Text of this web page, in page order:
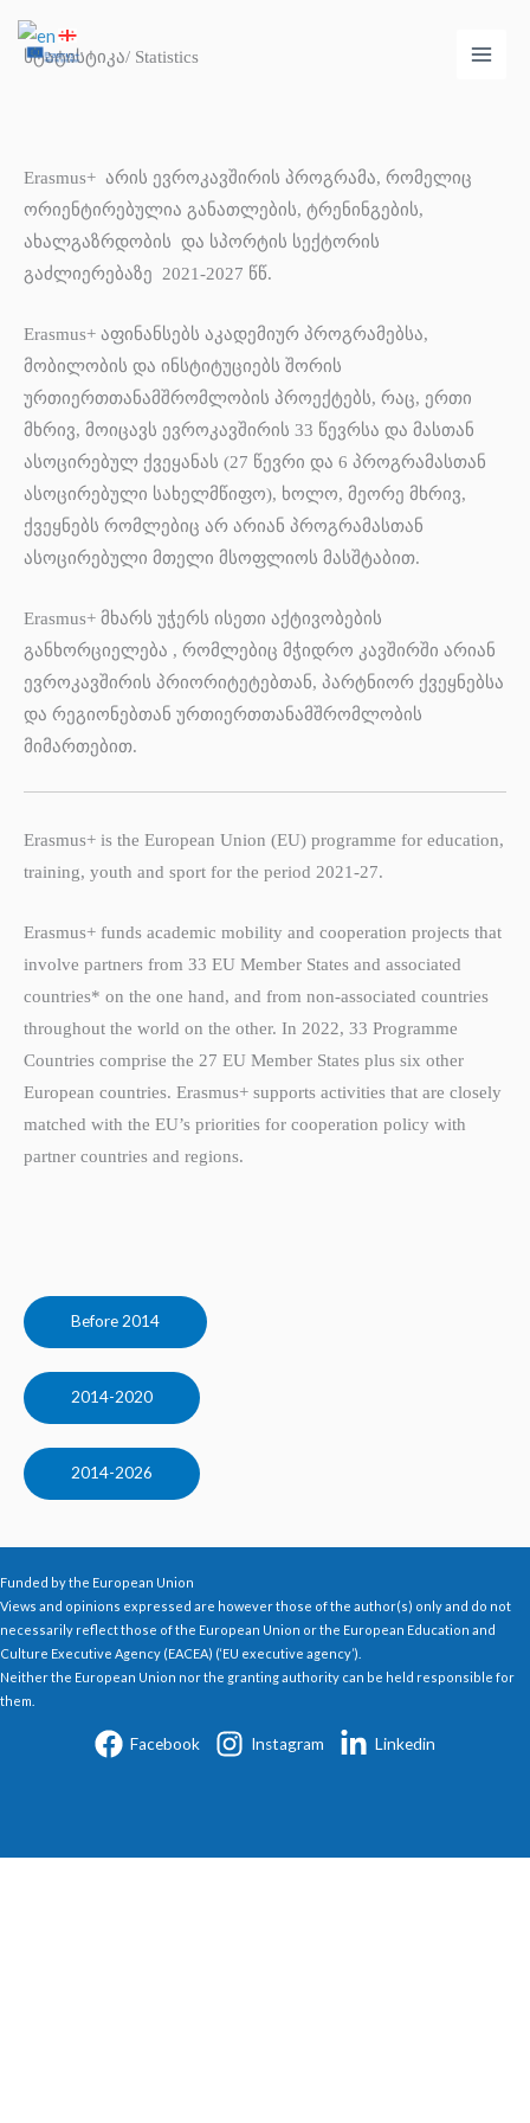
სტატისტიკა/ Statistics
Erasmus+ არის ევროკავშირის პროგრამა, რომელიც
ორიენტირებულია განათლების, ტრენინგების,
ახალგაზრდობის და სპორტის სექტორის
გაძლიერებაზე 2021-2027 წწ.
Erasmus+ აფინანსებს აკადემიურ პროგრამებსა,
მობილობის და ინსტიტუციებს შორის
ურთიერთთანამშრომლობის პროექტებს, რაც, ერთი
მხრივ, მოიცავს ევროკავშირის 33 წევრსა და მასთან
ასოცირებულ ქვეყანას (27 წევრი და 6 პროგრამასთან
ასოცირებული სახელმწიფო), ხოლო, მეორე მხრივ,
ქვეყნებს რომლებიც არ არიან პროგრამასთან
ასოცირებული მთელი მსოფლიოს მასშტაბით.
Erasmus+ მხარს უჭერს ისეთი აქტივობების
განხორციელება , რომლებიც მჭიდრო კავშირში არიან
ევროკავშირის პრიორიტეტებთან, პარტნიორ ქვეყნებსა
და რეგიონებთან ურთიერთთანამშრომლობის
მიმართებით.
Erasmus+ is the European Union (EU) programme for education,
training, youth and sport for the period 2021-27.
Erasmus+ funds academic mobility and cooperation projects that
involve partners from 33 EU Member States and associated
countries* on the one hand, and from non-associated countries
throughout the world on the other. In 2022, 33 Programme
Countries comprise the 27 EU Member States plus six other
European countries. Erasmus+ supports activities that are closely
matched with the EU’s priorities for cooperation policy with
partner countries and regions.
Before 2014
2014-2020
2014-2026
Funded by the European Union
Views and opinions expressed are however those of the author(s) only and do not
necessarily reflect those of the European Union or the European Education and
Culture Executive Agency (EACEA) (‘EU executive agency’).
Neither the European Union nor the granting authority can be held responsible for
them.
Facebook Instagram Linkedin